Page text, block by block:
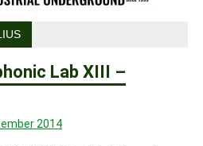
Lab XIII –
2014